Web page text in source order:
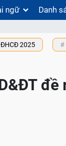
ngữ Danh
ĐHCĐ 2025
đề